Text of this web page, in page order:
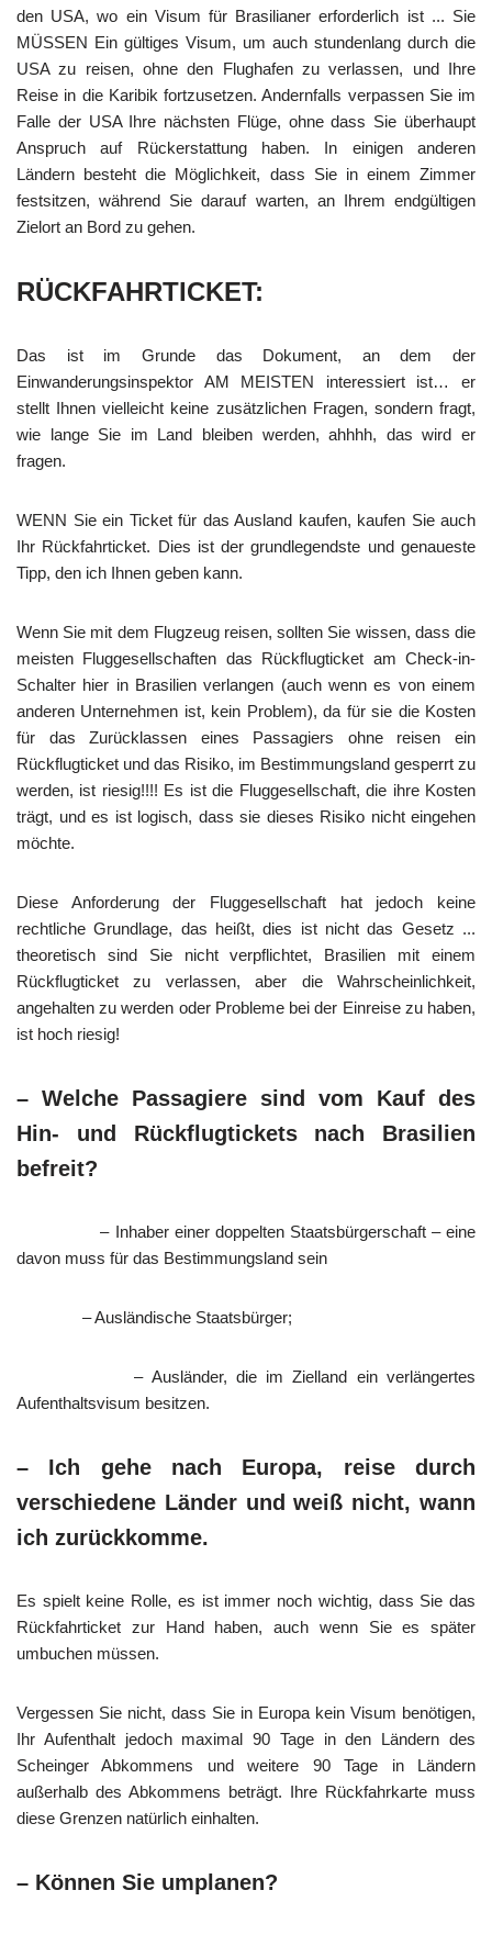
den USA, wo ein Visum für Brasilianer erforderlich ist ... Sie
MÜSSEN Ein gültiges Visum, um auch stundenlang durch die
USA zu reisen, ohne den Flughafen zu verlassen, und Ihre
Reise in die Karibik fortzusetzen. Andernfalls verpassen Sie im
Falle der USA Ihre nächsten Flüge, ohne dass Sie überhaupt
Anspruch auf Rückerstattung haben. In einigen anderen
Ländern besteht die Möglichkeit, dass Sie in einem Zimmer
festsitzen, während Sie darauf warten, an Ihrem endgültigen
Zielort an Bord zu gehen.
RÜCKFAHRTICKET:
Das ist im Grunde das Dokument, an dem der
Einwanderungsinspektor AM MEISTEN interessiert ist… er
stellt Ihnen vielleicht keine zusätzlichen Fragen, sondern fragt,
wie lange Sie im Land bleiben werden, ahhhh, das wird er
fragen.
WENN Sie ein Ticket für das Ausland kaufen, kaufen Sie auch
Ihr Rückfahrticket. Dies ist der grundlegendste und genaueste
Tipp, den ich Ihnen geben kann.
Wenn Sie mit dem Flugzeug reisen, sollten Sie wissen, dass die
meisten Fluggesellschaften das Rückflugticket am Check-in-
Schalter hier in Brasilien verlangen (auch wenn es von einem
anderen Unternehmen ist, kein Problem), da für sie die Kosten
für das Zurücklassen eines Passagiers ohne reisen ein
Rückflugticket und das Risiko, im Bestimmungsland gesperrt zu
werden, ist riesig!!!! Es ist die Fluggesellschaft, die ihre Kosten
trägt, und es ist logisch, dass sie dieses Risiko nicht eingehen
möchte.
Diese Anforderung der Fluggesellschaft hat jedoch keine
rechtliche Grundlage, das heißt, dies ist nicht das Gesetz ...
theoretisch sind Sie nicht verpflichtet, Brasilien mit einem
Rückflugticket zu verlassen, aber die Wahrscheinlichkeit,
angehalten zu werden oder Probleme bei der Einreise zu haben,
ist hoch riesig!
– Welche Passagiere sind vom Kauf des
Hin- und Rückflugtickets nach Brasilien
befreit?
– Inhaber einer doppelten Staatsbürgerschaft – eine
davon muss für das Bestimmungsland sein
– Ausländische Staatsbürger;
– Ausländer, die im Zielland ein verlängertes
Aufenthaltsvisum besitzen.
– Ich gehe nach Europa, reise durch
verschiedene Länder und weiß nicht, wann
ich zurückkomme.
Es spielt keine Rolle, es ist immer noch wichtig, dass Sie das
Rückfahrticket zur Hand haben, auch wenn Sie es später
umbuchen müssen.
Vergessen Sie nicht, dass Sie in Europa kein Visum benötigen,
Ihr Aufenthalt jedoch maximal 90 Tage in den Ländern des
Scheinger Abkommens und weitere 90 Tage in Ländern
außerhalb des Abkommens beträgt. Ihre Rückfahrkarte muss
diese Grenzen natürlich einhalten.
– Können Sie umplanen?